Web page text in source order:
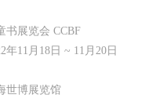
书展览会 CCBF
年11月18日 ~ 11月20日
世博展览馆